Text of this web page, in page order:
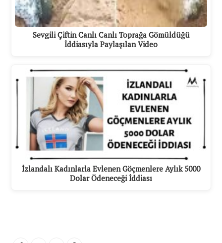
Sevgili Çiftin Canlı Canlı Toprağa Gömüldüğü
İddiasıyla Paylaşılan Video
İzlandalı Kadınlarla Evlenen Göçmenlere Aylık 5000
Dolar Ödeneceği İddiası